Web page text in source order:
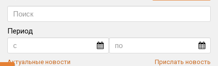
Период
Актуальные новости Прислать новость